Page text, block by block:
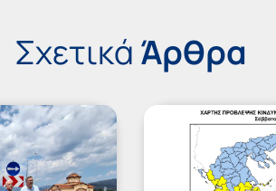
Σχετικά Άρθρα